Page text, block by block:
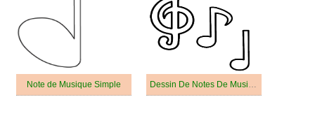
Note de Musique Simple Dessin De Notes De Musique Imprimable